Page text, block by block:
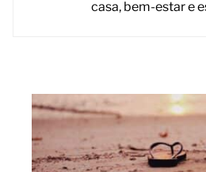
casa, bem-estar e